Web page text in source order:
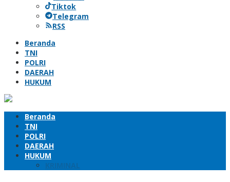
Tiktok
Telegram
RSS
Beranda
TNI
POLRI
DAERAH
HUKUM
Beranda
TNI
POLRI
DAERAH
HUKUM
KRIMINAL